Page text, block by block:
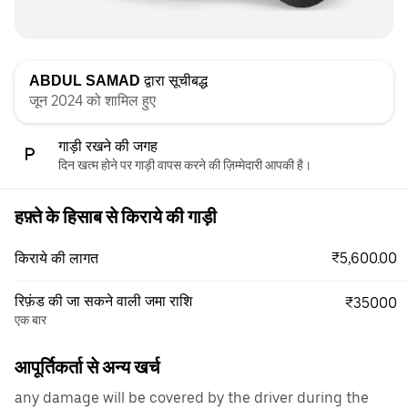
ABDUL SAMAD द्वारा सूचीबद्ध
जून 2024 को शामिल हुए
गाड़ी रखने की जगह
दिन खत्म होने पर गाड़ी वापस करने की ज़िम्मेदारी आपकी है।
हफ़्ते के हिसाब से किराये की गाड़ी
किराये की लागत ₹5,600.00
रिफ़ंड की जा सकने वाली जमा राशि
एक बार
₹35000
आपूर्तिकर्ता से अन्य खर्च
any damage will be covered by the driver during the